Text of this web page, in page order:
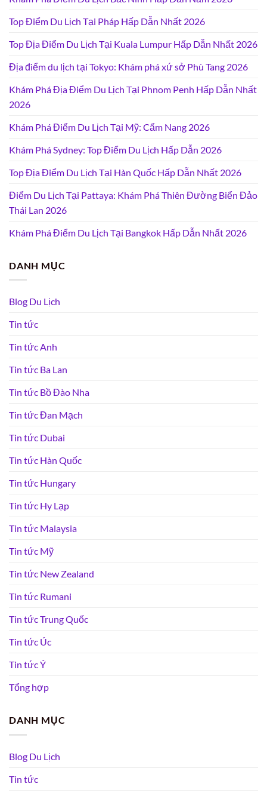
Top Điểm Du Lịch Tại Pháp Hấp Dẫn Nhất 2026
Top Địa Điểm Du Lịch Tại Kuala Lumpur Hấp Dẫn Nhất 2026
Địa điểm du lịch tại Tokyo: Khám phá xứ sở Phù Tang 2026
Khám Phá Địa Điểm Du Lịch Tại Phnom Penh Hấp Dẫn Nhất
2026
Khám Phá Điểm Du Lịch Tại Mỹ: Cẩm Nang 2026
Khám Phá Sydney: Top Điểm Du Lịch Hấp Dẫn 2026
Top Địa Điểm Du Lịch Tại Hàn Quốc Hấp Dẫn Nhất 2026
Điểm Du Lịch Tại Pattaya: Khám Phá Thiên Đường Biển Đảo
Thái Lan 2026
Khám Phá Điểm Du Lịch Tại Bangkok Hấp Dẫn Nhất 2026
DANH MỤC
Blog Du Lịch
Tin tức
Tin tức Anh
Tin tức Ba Lan
Tin tức Bồ Đào Nha
Tin tức Đan Mạch
Tin tức Dubai
Tin tức Hàn Quốc
Tin tức Hungary
Tin tức Hy Lạp
Tin tức Malaysia
Tin tức Mỹ
Tin tức New Zealand
Tin tức Rumani
Tin tức Trung Quốc
Tin tức Úc
Tin tức Ý
Tổng hợp
DANH MỤC
Blog Du Lịch
Tin tức